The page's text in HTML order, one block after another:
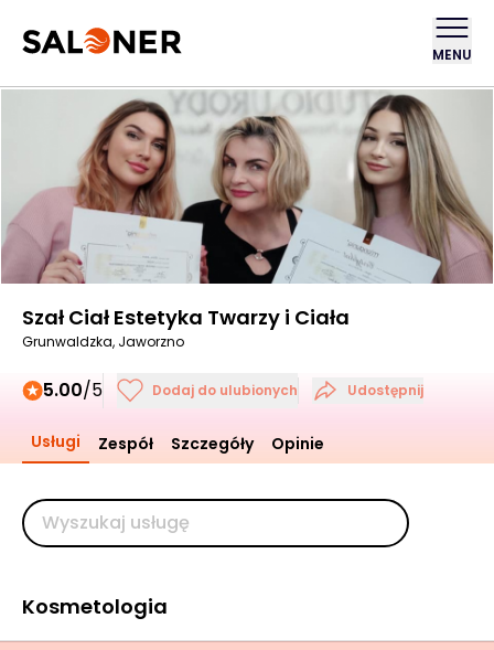
MENU
Szał Ciał Estetyka Twarzy i Ciała
Grunwaldzka, Jaworzno
5.00/5 Dodaj do ulubionych Udostępnij
Usługi Zespół Szczegóły Opinie
Kosmetologia